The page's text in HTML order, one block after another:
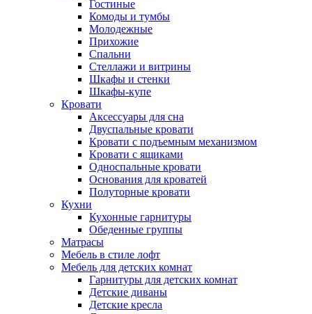
Гостиные
Комоды и тумбы
Молодежные
Прихожие
Спальни
Стеллажи и витрины
Шкафы и стенки
Шкафы-купе
Кровати
Аксессуары для сна
Двуспальные кровати
Кровати с подъемным механизмом
Кровати с ящиками
Односпальные кровати
Основания для кроватей
Полуторные кровати
Кухни
Кухонные гарнитуры
Обеденные группы
Матрасы
Мебель в стиле лофт
Мебель для детских комнат
Гарнитуры для детских комнат
Детские диваны
Детские кресла